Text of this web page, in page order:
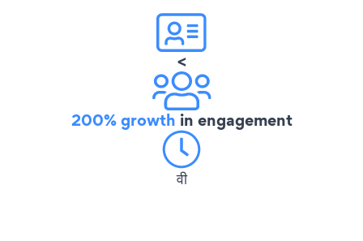
<
200% growth in engagement
वी